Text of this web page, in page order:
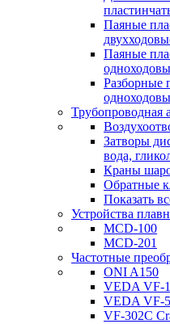
Паяные
Паяные
Разборные
Трубопроводная
Затворы
вода,
Краны
Обратные
Показать
Устройства
MCD-100
MCD-201
Частотные
ONI A150
VEDA VF-
VEDA VF-
VF-302C